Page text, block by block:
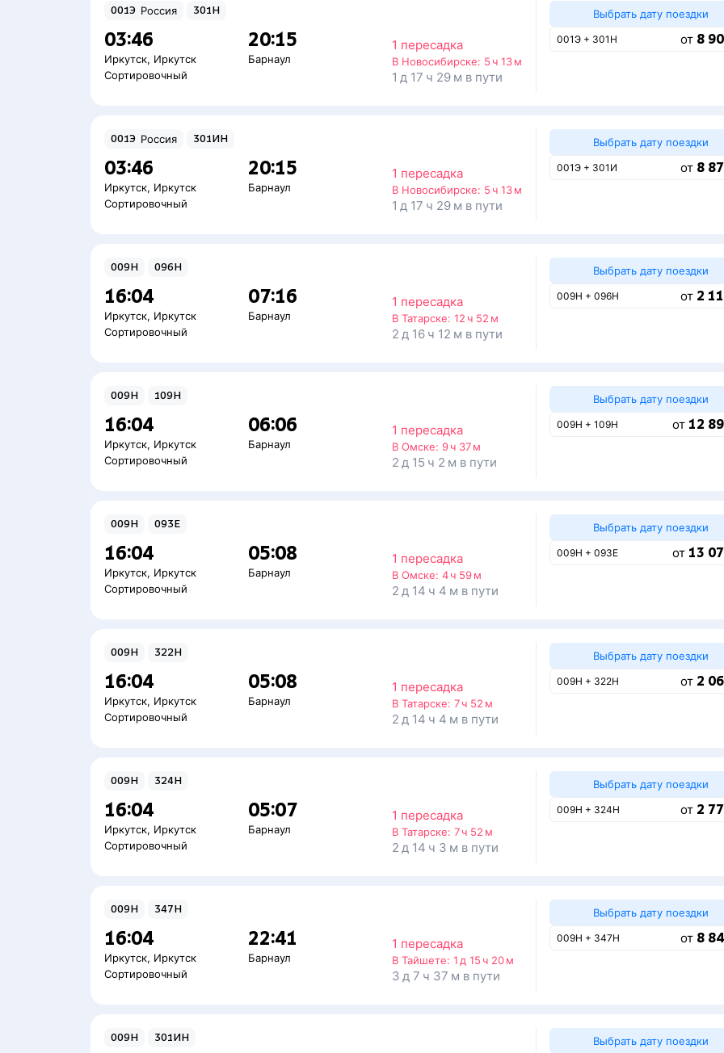
001Э Россия 301Н
03:46
Иркутск, Иркутск
Сортировочный
20:15
Барнаул
1 пересадка
В Новосибирске: 5 ч 13 м
1 д 17 ч 29 м в пути
Выбрать дату поездки
001Э + 301Н от 8
001Э Россия 301ИН
03:46
Иркутск, Иркутск
Сортировочный
20:15
Барнаул
1 пересадка
В Новосибирске: 5 ч 13 м
1 д 17 ч 29 м в пути
Выбрать дату поездки
001Э + 301И от 8
009Н 096Н
16:04
Иркутск, Иркутск
Сортировочный
07:16
Барнаул
1 пересадка
В Татарске: 12 ч 52 м
2 д 16 ч 12 м в пути
Выбрать дату поездки
009Н + 096Н от 2
009Н 109Н
16:04
Иркутск, Иркутск
Сортировочный
06:06
Барнаул
1 пересадка
В Омске: 9 ч 37 м
2 д 15 ч 2 м в пути
Выбрать дату поездки
009Н + 109Н от 12
009Н 093Е
16:04
Иркутск, Иркутск
Сортировочный
05:08
Барнаул
1 пересадка
В Омске: 4 ч 59 м
2 д 14 ч 4 м в пути
Выбрать дату поездки
009Н + 093Е от 13
009Н 322Н
16:04
Иркутск, Иркутск
Сортировочный
05:08
Барнаул
1 пересадка
В Татарске: 7 ч 52 м
2 д 14 ч 4 м в пути
Выбрать дату поездки
009Н + 322Н от 2
009Н 324Н
16:04
Иркутск, Иркутск
Сортировочный
05:07
Барнаул
1 пересадка
В Татарске: 7 ч 52 м
2 д 14 ч 3 м в пути
Выбрать дату поездки
009Н + 324Н от 2
009Н 347Н
16:04
Иркутск, Иркутск
Сортировочный
22:41
Барнаул
1 пересадка
В Тайшете: 1 д 15 ч 20 м
3 д 7 ч 37 м в пути
Выбрать дату поездки
009Н + 347Н от 8
009Н 301ИН Выбрать дату поездки